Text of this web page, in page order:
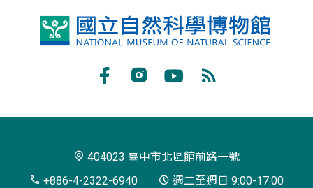
國
博
閱
404023 臺中市北區館前路一號
+886-4-2322-6940
週二至週日 9:00-17:00